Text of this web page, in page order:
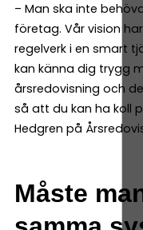
– Man ska inte
företag. Vår vision
regelverk i en smart
kan känna dig trygg
årsredovisning och
så att du kan ha koll
Hedgren på
Måste